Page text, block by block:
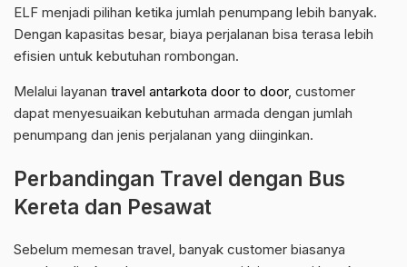
ELF menjadi pilihan ketika jumlah penumpang lebih banyak.
Dengan kapasitas besar, biaya perjalanan bisa terasa lebih
efisien untuk kebutuhan rombongan.
Melalui layanan travel antarkota door to door, customer
dapat menyesuaikan kebutuhan armada dengan jumlah
penumpang dan jenis perjalanan yang diinginkan.
Perbandingan Travel dengan Bus
Kereta dan Pesawat
Sebelum memesan travel, banyak customer biasanya